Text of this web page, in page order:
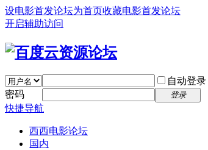
设电影首发论坛为首页收藏电影首发论坛
开启辅助访问
自动登录
密码
登录
快捷导航
西西电影论坛
国内